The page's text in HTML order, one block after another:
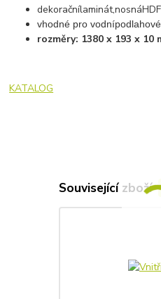
dekoračnílaminát,nosnáHDF
vhodné provodnípodlahové
rozměry: 1380 x 193 x 10
KATALOG
Související zboží